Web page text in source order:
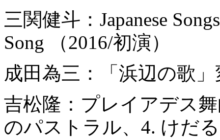
三関健斗：Japanese
Song （2016/初演）
成田為三：「浜辺の歌
吉松隆：プレイアデス
のパストラル、4. けだ